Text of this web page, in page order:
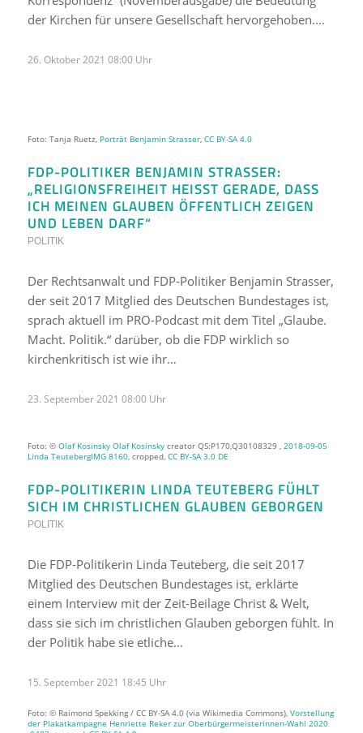
der Kirchen für unsere Gesellschaft hervorgehoben.…
26. Oktober 2021 08:00 Uhr
Foto: Tanja Ruetz, Porträt Benjamin Strasser, CC BY-SA 4.0
FDP-POLITIKER BENJAMIN STRASSER:
„RELIGIONSFREIHEIT HEISST GERADE, DASS I
CH MEINEN GLAUBEN ÖFFENTLICH ZEIGEN U
ND LEBEN DARF“
POLITIK
Der Rechtsanwalt und FDP-Politiker Benjamin Strasser,
der seit 2017 Mitglied des Deutschen Bundestages ist,
sprach aktuell im PRO-Podcast mit dem Titel „Glaube.
Macht. Politik.“ darüber, ob die FDP wirklich so
kirchenkritisch ist wie ihr…
23. September 2021 08:00 Uhr
Foto: © Olaf Kosinsky Olaf Kosinskycreator QS:P170,Q30108329 , 2018-09-05
Linda TeutebergIMG 8160, cropped, CC BY-SA 3.0 DE
FDP-POLITIKERIN LINDA TEUTEBERG FÜHLT
SICH IM CHRISTLICHEN GLAUBEN GEBORGEN
POLITIK
Die FDP-Politikerin Linda Teuteberg, die seit 2017
Mitglied des Deutschen Bundestages ist, erklärte
einem Interview mit der Zeit-Beilage Christ & Welt,
dass sie sich im christlichen Glauben geborgen fühlt. In
der Politik habe sie etliche…
15. September 2021 18:45 Uhr
Foto: © Raimond Spekking / CC BY-SA 4.0 (via Wikimedia Commons), Vorstellung
der Plakatkampagne Henriette Reker zur Oberbürgermeisterinnen-Wahl 2020